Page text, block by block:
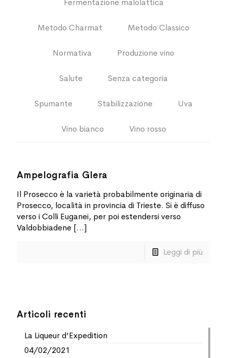
Fermentazione malolattica
Metodo Charmat Metodo Classico
Normativa Produzione vino
Salute Senza categoria
Spumante Stabilizzazione Uva
Vino bianco Vino rosso
Ampelografia Glera
Il Prosecco è la varietà probabilmente originaria di
Prosecco, località in provincia di Trieste. Si è diffuso
verso i Colli Euganei, per poi estendersi verso
Valdobbiadene […]
Leggi di più
Articoli recenti
La Liqueur d’Expedition
04/02/2021